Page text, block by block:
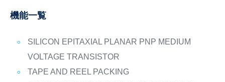
機能一覧
SILICON EPITAXIAL PLANAR PNP MEDIUM
VOLTAGE TRANSISTOR
TAPE AND REEL PACKING